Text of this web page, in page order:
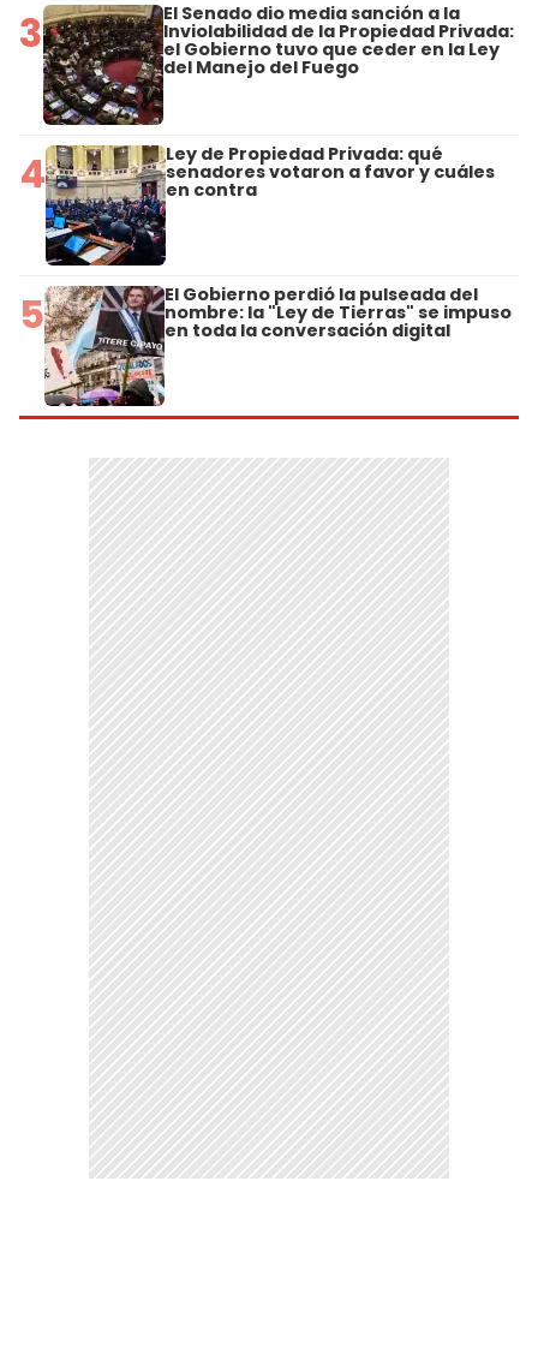
3 El Senado dio media sanción a la
Inviolabilidad de la Propiedad Privada:
el Gobierno tuvo que ceder en la Ley
del Manejo del Fuego
4 Ley de Propiedad Privada: qué
senadores votaron a favor y cuáles
en contra
5 El Gobierno perdió la pulseada del
nombre: la "Ley de Tierras" se impuso
en toda la conversación digital